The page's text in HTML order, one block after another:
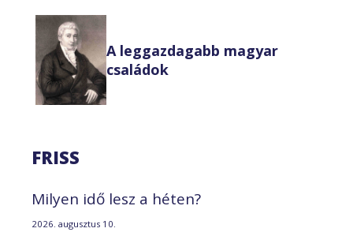
A leggazdagabb magyar
családok
FRISS
Milyen idő lesz a héten?
2026. augusztus 10.